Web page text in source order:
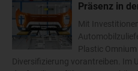
Präsenz in
Mit
Plastic
Diversifizierung vorantreiben. Im